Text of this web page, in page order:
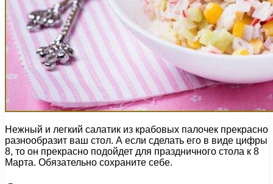
Нежный и легкий салатик из крабовых палочек прекрасно
разнообразит ваш стол. А если сделать его в виде цифры
8, то он прекрасно подойдет для праздничного стола к 8
Марта. Обязательно сохраните себе.